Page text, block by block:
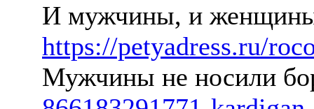
И мужчины, и женщины
https://petyadress.ru/
Мужчины не носили